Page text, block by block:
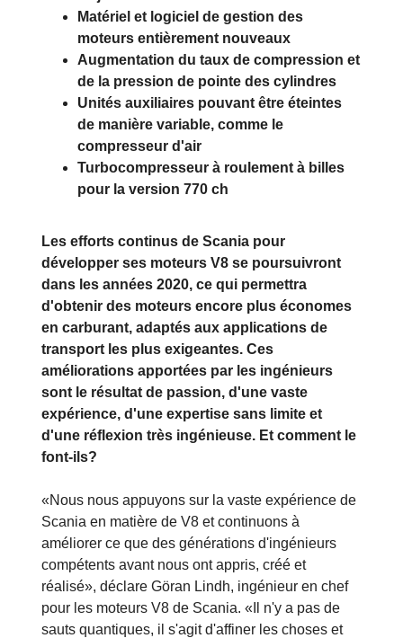
Matériel et logiciel de gestion des
moteurs entièrement nouveaux
Augmentation du taux de compression et
de la pression de pointe des cylindres
Unités auxiliaires pouvant être éteintes
de manière variable, comme le
compresseur d'air
Turbocompresseur à roulement à billes
pour la version 770 ch
Les efforts continus de Scania pour
développer ses moteurs V8 se poursuivront
dans les années 2020, ce qui permettra
d'obtenir des moteurs encore plus économes
en carburant, adaptés aux applications de
transport les plus exigeantes. Ces
améliorations apportées par les ingénieurs
sont le résultat de passion, d'une vaste
expérience, d'une expertise sans limite et
d'une réflexion très ingénieuse. Et comment le
font-ils?
«Nous nous appuyons sur la vaste expérience de
Scania en matière de V8 et continuons à
améliorer ce que des générations d'ingénieurs
compétents avant nous ont appris, créé et
réalisé», déclare Göran Lindh, ingénieur en chef
pour les moteurs V8 de Scania. «Il n'y a pas de
sauts quantiques, il s'agit d'affiner les choses et